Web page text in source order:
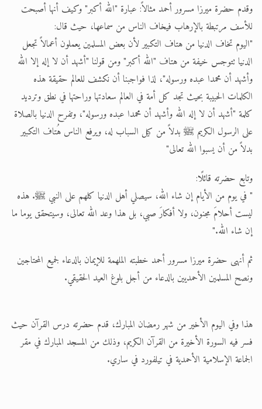
وقدم حضرة ميرزا مسرور أحمد مثالاً: عبارة "الله أكبر" وكيف أنها أصبحت
للأسف مرتبطة بالإرهاب فيخاف الناس من سماعها، حيث قال:
"اليوم تخاف الدنيا من هتاف التكبير لأن بعض المسلمين يعملون أعمالاً تجعل
الدنيا تتوجس خيفة من هتاف "الله أكبر" ومن قولنا "أشهد أن لا إله إلا الله
وأشهد أن محمدا عبده ورسوله"، لذا فواجبنا أن نكشف للعالم حقيقة هذه
الكلمات الحبيبة بحيث تجد كل أمة في العالم سعادتها وراحتها في نطق وترديد
كلمة "أشهد أن لا إله الله وأشهد أن محمدا عبده ورسوله"، وتفرح الدنيا بالصلاة
على الرسول الكريم ﷺ بدلاً من كيل السباب له، ويرفع الناس هُتاف التكبير
بدلاً من أن يسبوا الله تعالى"
وتابع حضرته قائلًا:
" في يوم من الأيام إن شاء الله، سيصلي أهل الدنيا كلهم على النبي ﷺ. هذه
ليست أحلامَ مجنون، ولا أفكارَ صبي، بل هذا وعد الله تعالى، وسيتحقق يوما ما
إن شاء الله."
ثم أنهى حضرة ميرزا مسرور أحمد خطبته الملهمة للإيمان بالدعاء لجميع المحتاجين
ونصح المسلمين الأحمديين بالدعاء من أجل بلوغ العيد الحقيقي.
هذا وفي اليوم الأخير من شهر رمضان المبارك، قدم حضرته درس القرآن حيث
فسر فيه السورة الأخيرة من القرآن الكريم، وذلك من المسجد المبارك في مقر
الجماعة الإسلامية الأحمدية في تيلفورد في ساري.